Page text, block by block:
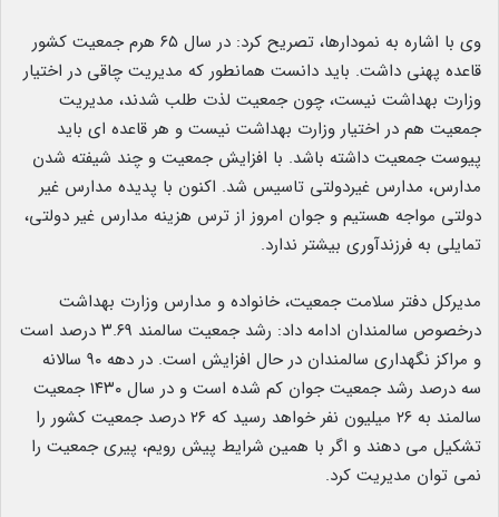
وی با اشاره به نمودارها، تصریح کرد: در سال ۶۵ هرم جمعیت کشور
قاعده پهنی داشت. باید دانست همانطور که مدیریت چاقی در اختیار
وزارت بهداشت نیست، چون جمعیت لذت طلب شدند، مدیریت
جمعیت هم در اختیار وزارت بهداشت نیست و هر قاعده ‌ای باید
پیوست جمعیت داشته باشد. با افزایش جمعیت و چند شیفته شدن
مدارس، مدارس غیردولتی تاسیس شد. اکنون با پدیده مدارس غیر
دولتی مواجه هستیم و جوان امروز از ترس هزینه مدارس غیر دولتی،
تمایلی به فرزندآوری بیشتر ندارد.
مدیرکل دفتر سلامت جمعیت، خانواده و مدارس وزارت بهداشت
درخصوص سالمندان ادامه داد: رشد جمعیت سالمند ۳.۶۹ درصد است
و مراکز نگهداری سالمندان در حال افزایش است. در دهه ۹۰ سالانه
سه درصد رشد جمعیت جوان کم شده است و در سال ١۴٣٠ جمعیت
سالمند به ٢۶ میلیون نفر خواهد رسید که ٢۶ درصد جمعیت کشور را
تشکیل می ‌دهند و اگر با همین شرایط پیش رویم، پیری جمعیت را
نمی ‌توان مدیریت کرد.